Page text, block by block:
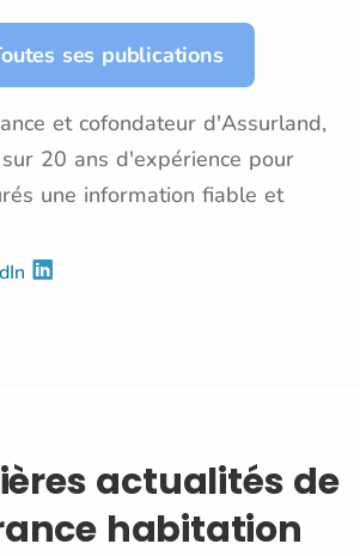
ses publications
et cofondateur d'Assurland,
20 ans d'expérience pour
une information fiable et
actualités de
habitation